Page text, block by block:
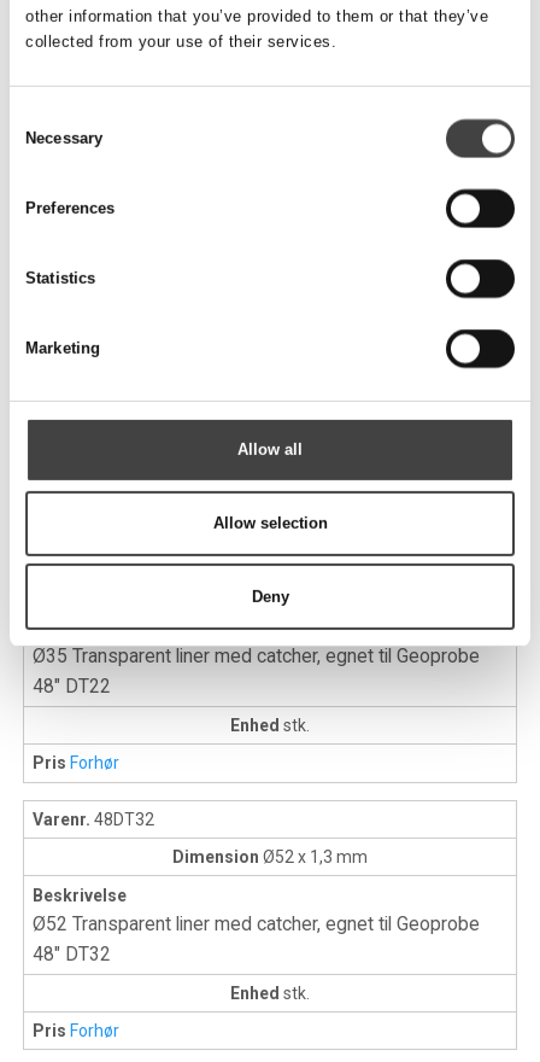
other information that you’ve provided to them or that they’ve
collected from your use of their services.
Selection
Necessary
Preferences
Statistics
Marketing
Allow all
Allow selection
Deny
PVC Linere
Linere med core catcher i transparent PVC, velegnede til
Varenr.48DT22
DimensionØ35 x 1,3 mm
Beskrivelse
Ø35 Transparent liner med catcher, egnet til Geoprobe
48" DT22
Enhed stk.
Pris Forhør
Varenr. 48DT32
Dimension Ø52 x 1,3 mm
Beskrivelse
Ø52 Transparent liner med catcher, egnet til Geoprobe
48" DT32
Enhed stk.
Pris Forhør